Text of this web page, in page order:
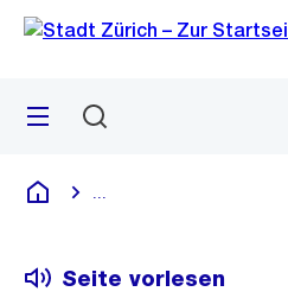
Navigation
Sprunglink
Menü
Deutsch
Seite vorlesen